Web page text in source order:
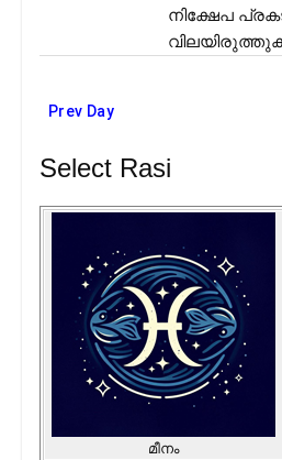
നിക്ഷേപ
Prev Day
Select Rasi
മീനം